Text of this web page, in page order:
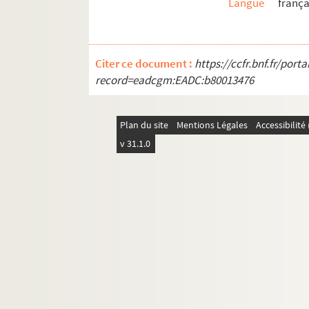
Ms 2472. [Un cahier de six partitions]
Ms 2477. [Heures de dame Marguerite à
Ms 2478. Livre historique et curieux du
Ms 2480. Bedae Venerabilis in Marci
Ms 2482. Retraite du Révérend Père Jude de la
test
Citer ce document : https://ccfr.bnf.fr/
record=eadcgm:EADC:b80013476
Plan du site Mentions Légales
v 31.1.0